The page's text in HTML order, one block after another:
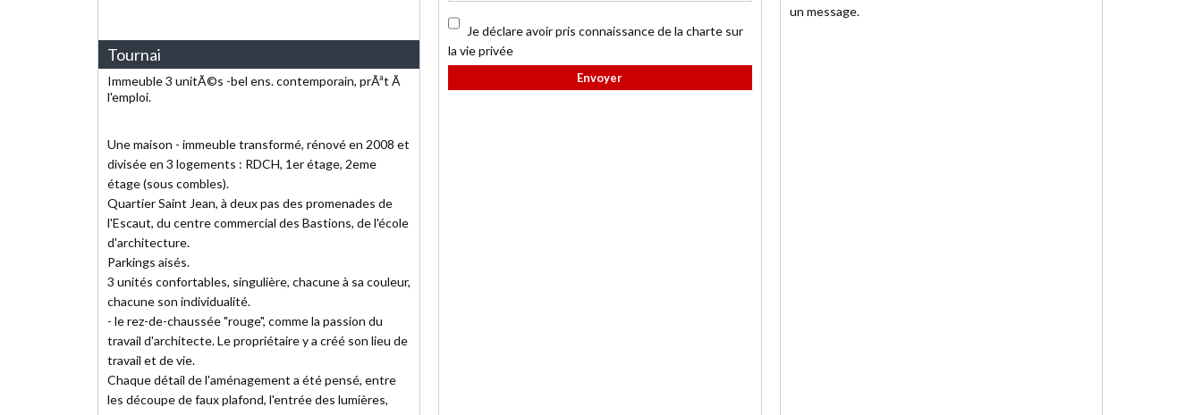
Tournai
Immeuble 3 unitÃ©s -bel ens. contemporain, prÃªt Ã
l'emploi.
Une maison - immeuble transformé, rénové en 2008 et
divisée en 3 logements : RDCH, 1er étage, 2eme
étage (sous combles).
Quartier Saint Jean, à deux pas des promenades de
l'Escaut, du centre commercial des Bastions, de l'école
d'architecture.
Parkings aisés.
3 unités confortables, singulière, chacune à sa couleur,
chacune son individualité.
- le rez-de-chaussée "rouge", comme la passion du
travail d'architecte. Le propriétaire y a créé son lieu de
travail et de vie.
Chaque détail de l'aménagement a été pensé, entre
les découpe de faux plafond, l'entrée des lumières,
Je déclare avoir pris connaissance de la charte sur
la vie privée
un message.